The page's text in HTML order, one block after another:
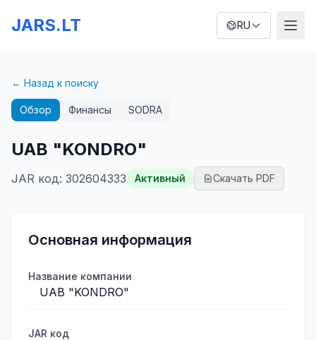
JARS.LT RU
← Назад к поиску
Обзор Финансы SODRA
UAB "KONDRO"
JAR код: 302604333 Активный Скачать PDF
Основная информация
Название компании
UAB "KONDRO"
JAR код